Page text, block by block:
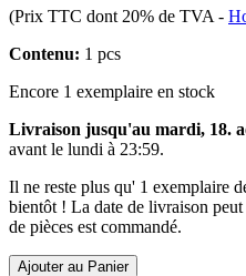
(Prix TTC dont 20% de TVA -
Contenu: 1 pcs
Encore 1 exemplaire en stock
Livraison jusqu'au mardi, 18.
avant le lundi à 23:59.
Il ne reste plus qu' 1 exemplaire
bientôt ! La date de livraison
de pièces est commandé.
Ajouter au Panier